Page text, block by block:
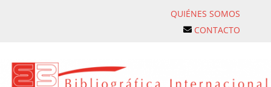
QUIÉNES SOMOS
CONTACTO